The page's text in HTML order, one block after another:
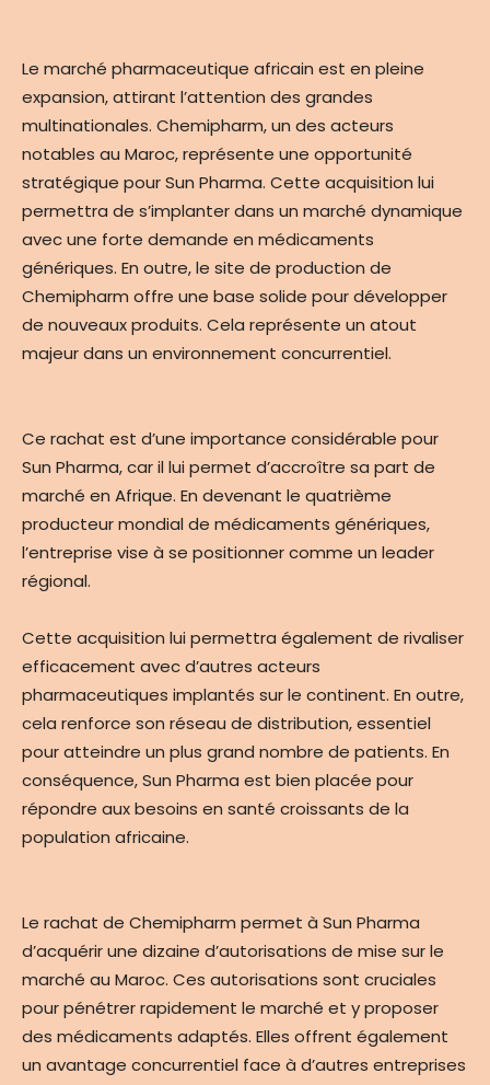
Le marché pharmaceutique africain est en pleine
expansion, attirant l’attention des grandes
multinationales. Chemipharm, un des acteurs
notables au Maroc, représente une opportunité
stratégique pour Sun Pharma. Cette acquisition lui
permettra de s’implanter dans un marché dynamique
avec une forte demande en médicaments
génériques. En outre, le site de production de
Chemipharm offre une base solide pour développer
de nouveaux produits. Cela représente un atout
majeur dans un environnement concurrentiel.
Ce rachat est d’une importance considérable pour
Sun Pharma, car il lui permet d’accroître sa part de
marché en Afrique. En devenant le quatrième
producteur mondial de médicaments génériques,
l’entreprise vise à se positionner comme un leader
régional.
Cette acquisition lui permettra également de rivaliser
efficacement avec d’autres acteurs
pharmaceutiques implantés sur le continent. En outre,
cela renforce son réseau de distribution, essentiel
pour atteindre un plus grand nombre de patients. En
conséquence, Sun Pharma est bien placée pour
répondre aux besoins en santé croissants de la
population africaine.
Le rachat de Chemipharm permet à Sun Pharma
d’acquérir une dizaine d’autorisations de mise sur le
marché au Maroc. Ces autorisations sont cruciales
pour pénétrer rapidement le marché et y proposer
des médicaments adaptés. Elles offrent également
un avantage concurrentiel face à d’autres entreprises